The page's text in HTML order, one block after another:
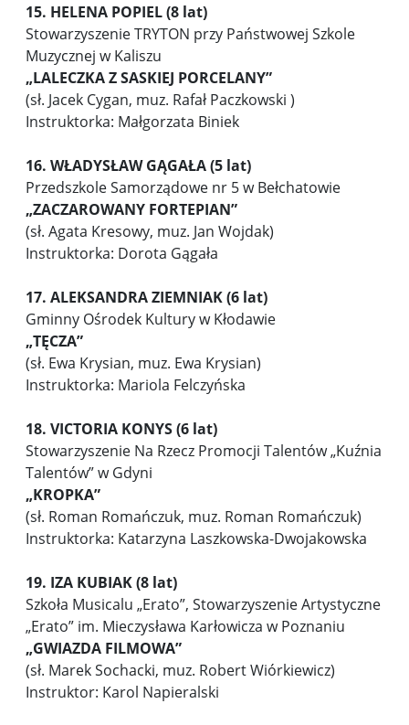
15. HELENA POPIEL (8 lat)
Stowarzyszenie TRYTON przy Państwowej Szkole
Muzycznej w Kaliszu
„LALECZKA Z SASKIEJ PORCELANY”
(sł. Jacek Cygan, muz. Rafał Paczkowski )
Instruktorka: Małgorzata Biniek
16. WŁADYSŁAW GĄGAŁA (5 lat)
Przedszkole Samorządowe nr 5 w Bełchatowie
„ZACZAROWANY FORTEPIAN”
(sł. Agata Kresowy, muz. Jan Wojdak)
Instruktorka: Dorota Gągała
17. ALEKSANDRA ZIEMNIAK (6 lat)
Gminny Ośrodek Kultury w Kłodawie
„TĘCZA”
(sł. Ewa Krysian, muz. Ewa Krysian)
Instruktorka: Mariola Felczyńska
18. VICTORIA KONYS (6 lat)
Stowarzyszenie Na Rzecz Promocji Talentów „Kuźnia
Talentów” w Gdyni
„KROPKA”
(sł. Roman Romańczuk, muz. Roman Romańczuk)
Instruktorka: Katarzyna Laszkowska-Dwojakowska
19. IZA KUBIAK (8 lat)
Szkoła Musicalu „Erato”, Stowarzyszenie Artystyczne
„Erato” im. Mieczysława Karłowicza w Poznaniu
„GWIAZDA FILMOWA”
(sł. Marek Sochacki, muz. Robert Wiórkiewicz)
Instruktor: Karol Napieralski